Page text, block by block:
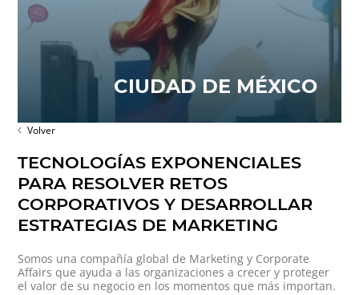
CIUDAD DE MÉXICO
Volver
TECNOLOGÍAS EXPONENCIALES
PARA RESOLVER RETOS
CORPORATIVOS Y DESARROLLAR
ESTRATEGIAS DE MARKETING
Somos una compañía global de Marketing y Corporate
Affairs que ayuda a las organizaciones a crecer y proteger
el valor de su negocio en los momentos que más importan.